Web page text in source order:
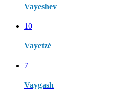
Vayeshev
10
Vayetzé
7
Vaygash